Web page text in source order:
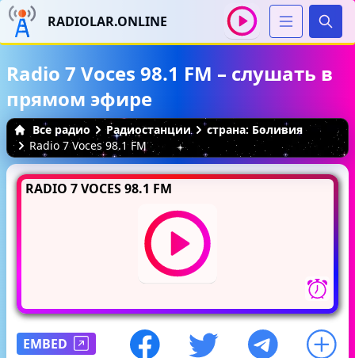
RADIOLAR.ONLINE
Radio 7 Voces 98.1 FM – слушать в
прямом эфире
Все радио Радиостанции
страна: Боливия
Radio 7 Voces 98.1 FM
RADIO 7 VOCES 98.1 FM
EMBED